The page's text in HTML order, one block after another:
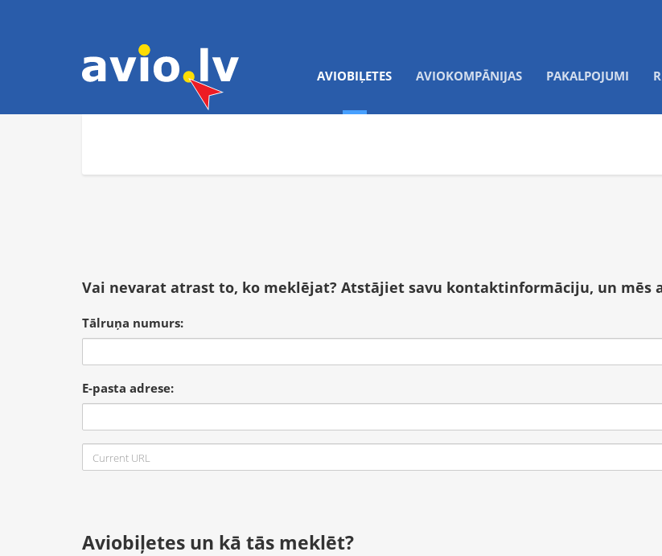
AVIOBIĻETES AVIOKOMPĀNIJAS PAKALPOJUMI
Vai nevarat atrast to, ko meklējat? Atstājiet savu kontaktinformāciju, un mēs
Tālruņa numurs:
E-pasta adrese:
Aviobiļetes un kā tās meklēt?